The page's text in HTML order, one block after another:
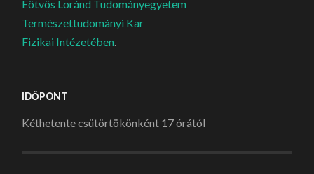
Eötvös Loránd Tudományegyetem
Természettudományi Kar
Fizikai Intézetében
IDŐPONT
Kéthetente csütörtökönként 17 órától